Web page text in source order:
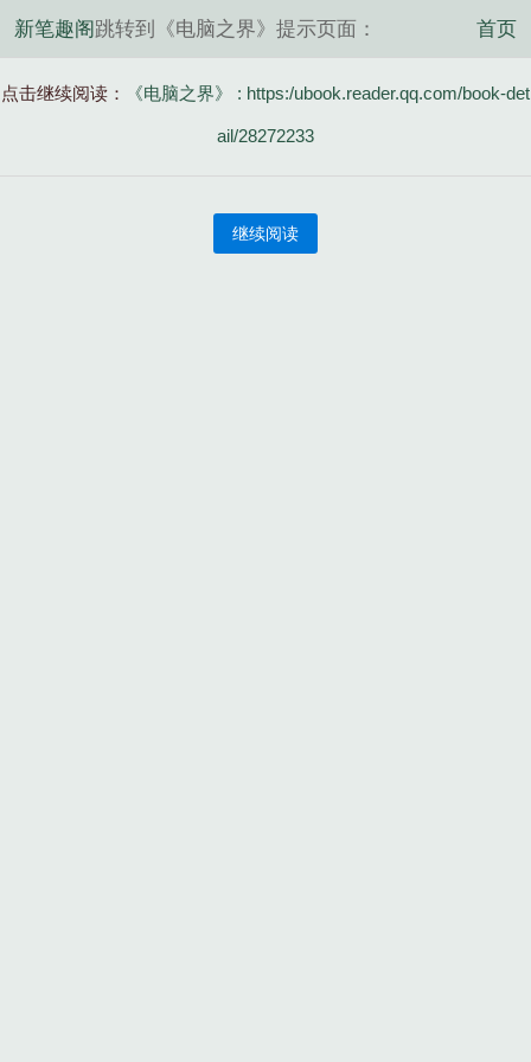
新笔趣阁跳转到《电脑之界》提示页面： 首页
点击继续阅读： 《电脑之界》 : https:/ubook.reader.qq.com/book-det
ail/28272233
继续阅读